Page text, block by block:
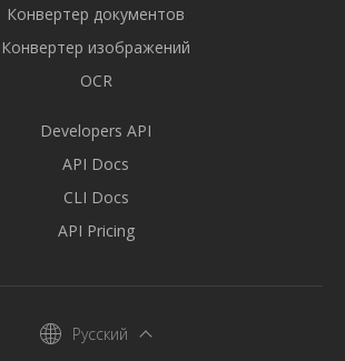
Конвертер документов
Конвертер изображений
OCR
Developers API
API Docs
CLI Docs
API Pricing
Русский